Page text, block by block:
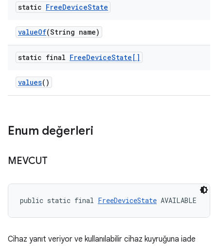
static FreeDeviceState
valueOf(String name)
static final FreeDeviceState[]
values()
Enum değerleri
MEVCUT
public static final FreeDeviceState AVAILABLE
Cihaz yanıt veriyor ve kullanılabilir cihaz kuyruğuna iade